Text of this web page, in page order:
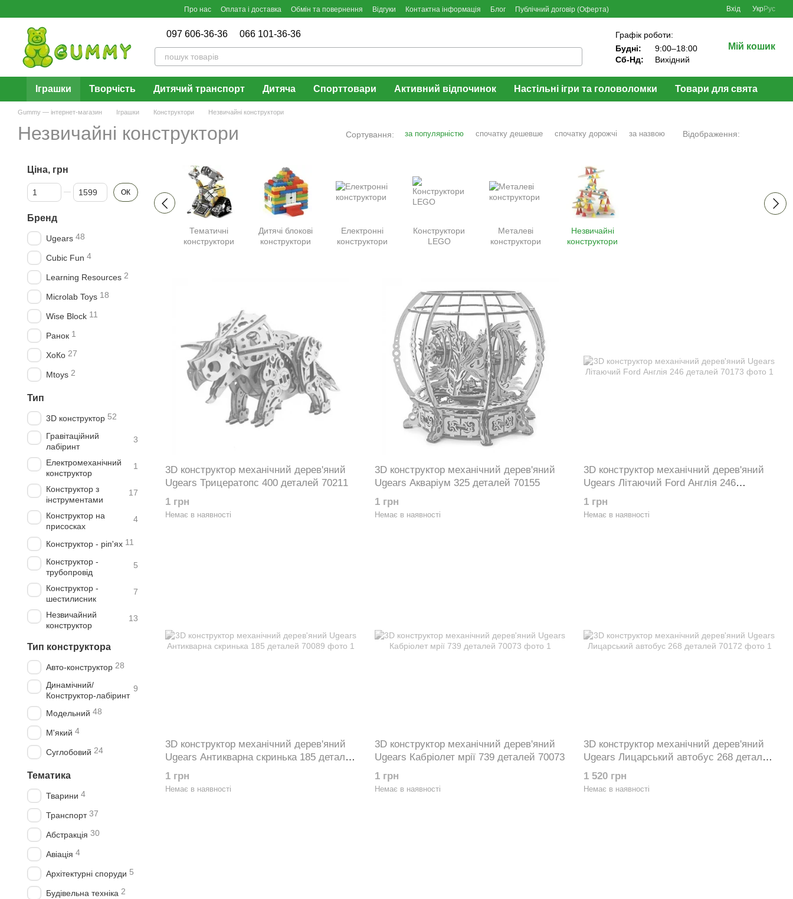
Про нас Оплата і доставка Обмін та повернення Відгуки Контактна інформація Блог Публічний договір (Оферта) Вхід УкрРус
097 606-36-36 066 101-36-36
Графік роботи:
Будні:
9:00–18:00
Сб-Нд:
Вихідний
Мій кошик
Іграшки Творчість Дитячий транспорт Дитяча Спорттовари Активний відпочинок Настільні ігри та головоломки Товари для свята
Gummy — інтернет-магазин Іграшки Конструктори Незвичайні конструктори
Незвичайні конструктори Сортування: за популярністю спочатку дешевше спочатку дорожчі за назвою Відображення:
Тематичні
конструктори
Дитячі блокові
конструктори
Електронні
конструктори
Конструктори
LEGO
Металеві
конструктори
Незвичайні
конструктори
3D конструктор механічний дерев'яний
Ugears Трицератопс 400 деталей 70211
1 грн
Немає в наявності
3D конструктор механічний дерев'яний
Ugears Акваріум 325 деталей 70155
1 грн
Немає в наявності
3D конструктор механічний дерев'яний
Ugears Літаючий Ford Англія 246
деталей 70173
1 грн
Немає в наявності
3D конструктор механічний дерев'яний
Ugears Антикварна скринька 185 деталей
70089
1 грн
Немає в наявності
3D конструктор механічний дерев'яний
Ugears Кабріолет мрії 739 деталей 70073
1 грн
Немає в наявності
3D конструктор механічний дерев'яний
Ugears Лицарський автобус 268 деталей
70172
1 520 грн
Немає в наявності
Ціна, грн
Від Ціна, грн
До Ціна, грн ОК
Бренд
Ugears 48
Cubic Fun 4
Learning Resources 2
Microlab Toys 18
Wise Block 11
Ранок 1
ХоКо 27
Mtoys 2
Тип
3D конструктор 52
Гравітаційний
лабіринт
3
Електромеханічний
конструктор
1
Конструктор з
інструментами
17
Конструктор на
присосках
4
Конструктор - ріп'ях 11
Конструктор -
трубопровід
5
Конструктор -
шестилисник
7
Незвичайний
конструктор
13
Тип конструктора
Авто-конструктор 28
Динамічний/
Конструктор-лабіринт
9
Модельний 48
М'який 4
Суглобовий 24
Тематика
Тварини 4
Транспорт 37
Абстракція 30
Авіація 4
Архітектурні споруди 5
Будівельна техніка 2